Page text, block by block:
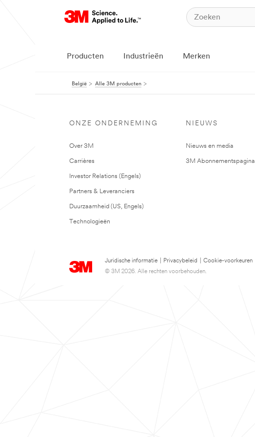
Producten Industrieën Merken
België Alle 3M producten
ONZE ONDERNEMING
Over 3M
Carrières
Investor Relations (Engels)
Partners & Leveranciers
Duurzaamheid (US, Engels)
Technologieën
NIEUWS
Nieuws en media
3M Abonnementspagina
Juridische informatie Privacybeleid
Cookie-voorkeuren
© 3M 2026. Alle rechten voorbehouden.